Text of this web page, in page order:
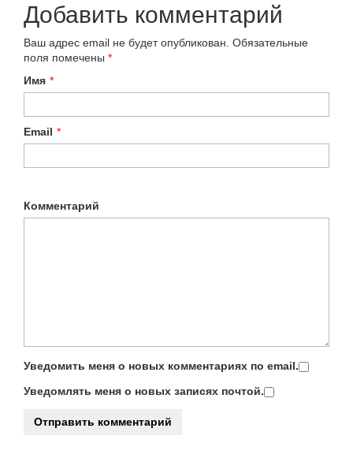
Добавить комментарий
Ваш адрес email не будет опубликован. Обязательные
поля помечены *
Имя *
Email *
Комментарий
Уведомить меня о новых комментариях по email.
Уведомлять меня о новых записях почтой.